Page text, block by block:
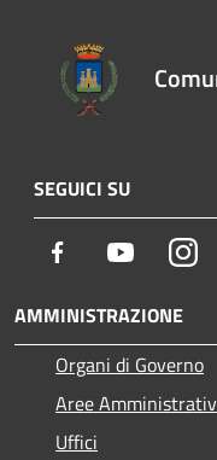
SEGUICI SU
Facebook Youtube
AMMINISTRAZIONE
Organi di Governo
Aree
Uffici